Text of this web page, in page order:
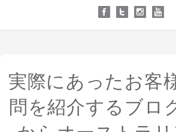
実際にあったお客
問を紹介するブロ